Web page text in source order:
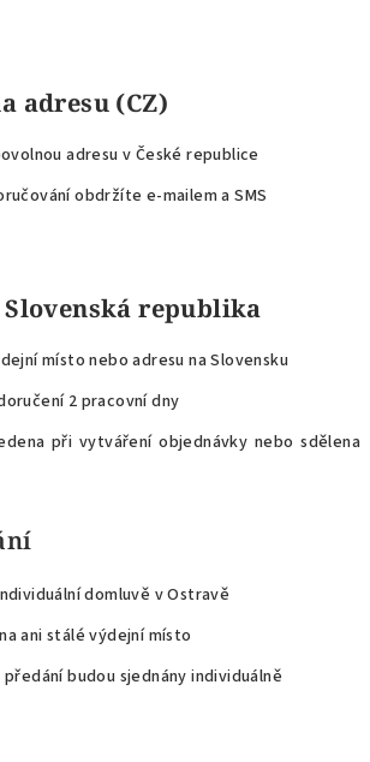
adresu (CZ)
adresu v České republice
obdržíte e-mailem a SMS
republika
místo nebo adresu na Slovensku
2 pracovní dny
při vytváření objednávky nebo sdělena
domluvě v Ostravě
ani stálé výdejní místo
budou sjednány individuálně